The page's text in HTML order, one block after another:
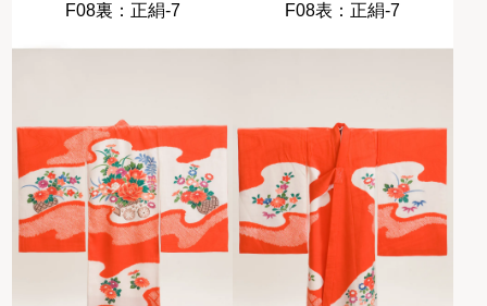
F08裏：正絹-7 F08表：正絹-7